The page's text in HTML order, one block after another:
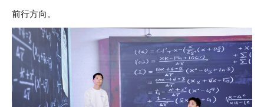
前行方向。